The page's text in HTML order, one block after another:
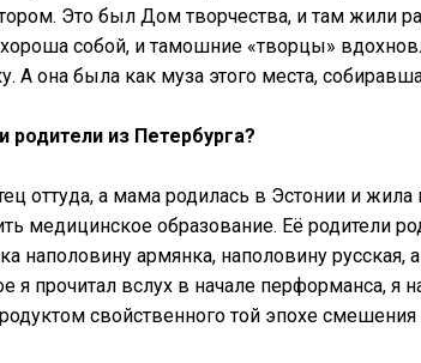
Это был Дом творчества, и там жили
собой, и тамошние «творцы»
А она была как муза этого места,
родители из Петербурга?
оттуда, а мама родилась в Эстонии и
медицинское образование. Её родители
наполовину армянка, наполовину
я прочитал вслух в начале перформанса, я
свойственного той эпохе